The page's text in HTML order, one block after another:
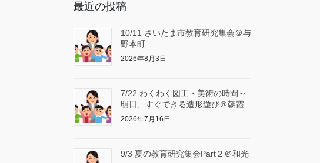
最近の投稿
10/11 さいたま市教育研究集会＠与
野本町
2026年8月3日
7/22 わくわく図工・美術の時間～
明日、すぐできる造形遊び＠朝霞
2026年7月16日
9/3 夏の教育研究集会Part２＠和光